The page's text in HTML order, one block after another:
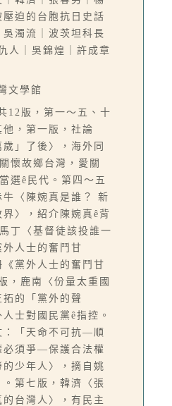
迫的台胞抗日史話
吳濁流｜波茨坦科長
人｜吳錦煌｜許成章
文學館
12版，第一～五、十
，第一版，社論
歲」了後〉，海外同
懷故鄉台灣，愛關
選ê民代。第四～五
牛〈陳婉真是誰？ 新
〉，紹介陳婉真ê背
丁〈基督徒該投誰一
人士的奮鬥甘
黨外人士的奮鬥甘
，鹿南〈份量太重國
的「黨外的聲
士對國民黨ê指控。
：「天命不可抗—順
必須爭—保護合法權
少年人〉，摘自姚
第七版，韓濟〈張
台灣人〉，有民主